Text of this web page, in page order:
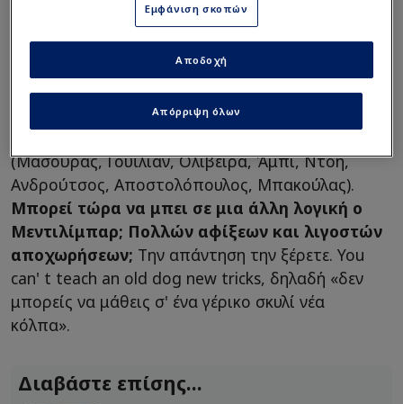
Αντιθέτως τον Ιανουάριο του 2025 ήρθαν 3
(Μασούρας, Γουΐλιαν, Ολιβέιρα, Άμπι, Ντόη,
Ανδρούτσος, Αποστολόπουλος, Μπακούλας).
Μπορεί τώρα να μπει σε μια άλλη λογική ο
Μεντιλίμπαρ; Πολλών αφίξεων και λιγοστών
αποχωρήσεων; Την απάντηση την ξέρετε. You
can' t teach an old dog new tricks, δηλαδή «δεν
μπορείς να μάθεις σ' ένα γέρικο σκυλί νέα
κόλπα».
Διαβάστε επίσης...
Εμφάνιση σκοπών
Απόρριψη όλων
Αποδοχή